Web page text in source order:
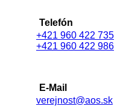
Telefón
+421 960 422 735
+421 960 422 986
E-Mail
verejnost@aos.sk